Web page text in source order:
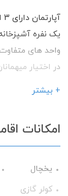
یک نفره
واحد های
در اختیار
+ بیشتر
امکانات
یخچال
کولر گازی